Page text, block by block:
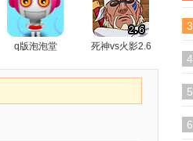
q版泡泡堂 死神vs火影2.6
3
4
5
6